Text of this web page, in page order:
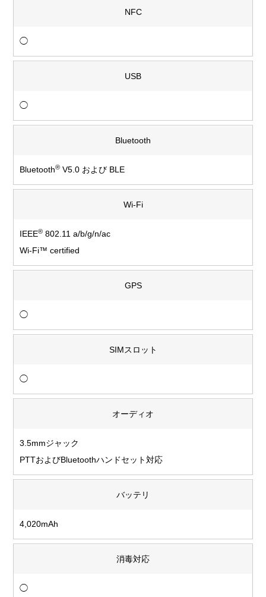
NFC
◯
USB
◯
Bluetooth
Bluetooth® V5.0 および BLE
Wi-Fi
IEEE® 802.11 a/b/g/n/ac
Wi-Fi™ certified
GPS
◯
SIMスロット
◯
オーディオ
3.5mmジャック
PTTおよびBluetoothハンドセット対応
バッテリ
4,020mAh
消毒対応
◯